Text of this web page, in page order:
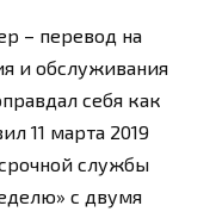
– перевод на
и обслуживания
себя как
11 марта 2019
службы
с двумя